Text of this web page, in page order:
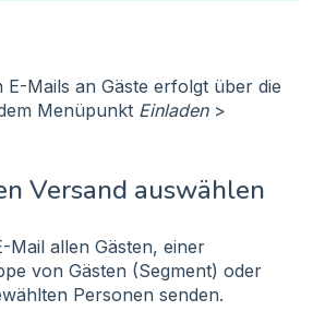
E-Mails an Gäste erfolgt über die
Menüpunkt Einladen>
Versand auswählen
Mail allen Gästen, einer
von Gästen (Segment) oder
Personen senden.